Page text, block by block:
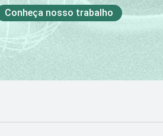
1
completo
Fundamental
incompleto
2
Conheça nosso trabalho